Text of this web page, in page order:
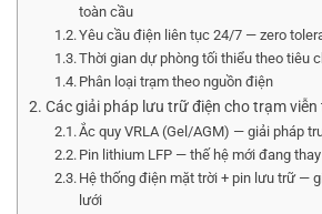
toàn cầu
Yêu cầu điện liên tục 24/7 — zero
Thời gian dự phòng tối thiểu theo tiêu
Phân loại trạm theo nguồn điện
Các giải pháp lưu trữ điện cho trạm
Ắc quy VRLA (Gel/AGM) — giải pháp
Pin lithium LFP — thế hệ mới đang
Hệ thống điện mặt trời + pin lưu trữ —
lưới